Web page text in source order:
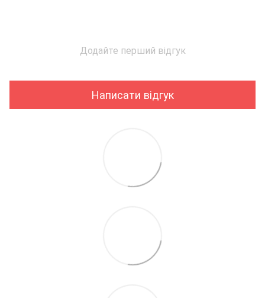
Додайте перший відгук
Написати відгук